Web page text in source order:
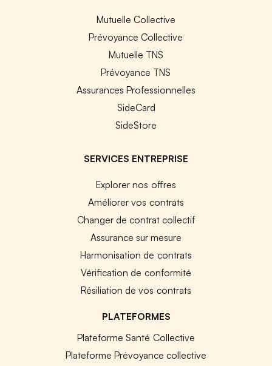
Mutuelle Collective
Prévoyance Collective
Mutuelle TNS
Prévoyance TNS
Assurances Professionnelles
SideCard
SideStore
SERVICES ENTREPRISE
Explorer nos offres
Améliorer vos contrats
Changer de contrat collectif
Assurance sur mesure
Harmonisation de contrats
Vérification de conformité
Résiliation de vos contrats
PLATEFORMES
Plateforme Santé Collective
Plateforme Prévoyance collective